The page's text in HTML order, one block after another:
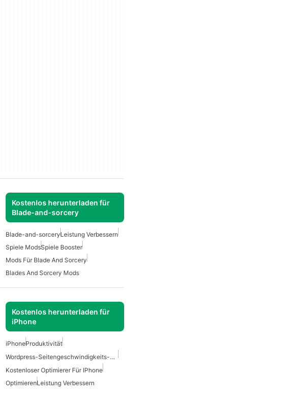
Kostenlos herunterladen für
Blade-and-sorcery
Blade-and-sorceryLeistung Verbessern
Spiele ModsSpiele Booster
Mods Für Blade And Sorcery
Blades And Sorcery Mods
Kostenlos herunterladen für
iPhone
iPhoneProduktivität
Wordpress-Seitengeschwindigkeits-Plugin
Kostenloser Optimierer Für IPhone
OptimierenLeistung Verbessern